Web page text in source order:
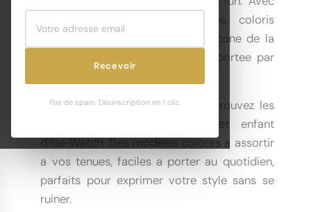
Recevoir
Pas de spam. Désinscription en 1 clic.
ses bracelets silicone et ses coloris
eclatants, elle est devenue une icone de la
montre accessible et tendance, portee par
Chez Club de la Montre, vous retrouvez les
declinaisons homme, femme et enfant
d'Ice-Watch. Des modeles colores a assortir
a vos tenues, faciles a porter au quotidien,
parfaits pour exprimer votre style sans se
ruiner.